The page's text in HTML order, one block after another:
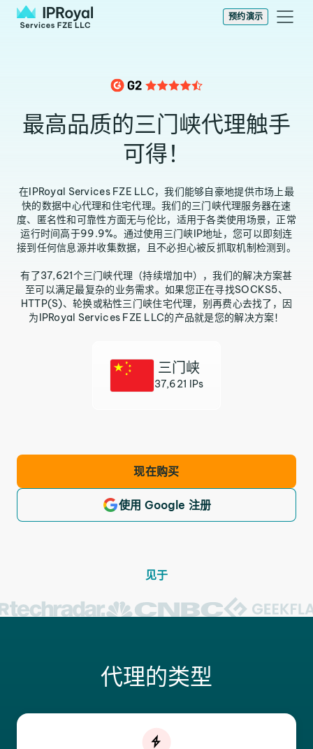
预约演示
最高品质的三门峡代理触手
可得！
在IPRoyal Services FZE LLC，我们能够自豪地提供市场上最
快的数据中心代理和住宅代理。我们的三门峡代理服务器在速
度、匿名性和可靠性方面无与伦比，适用于各类使用场景，正常
运行时间高于99.9%。通过使用三门峡IP地址，您可以即刻连
接到任何信息源并收集数据，且不必担心被反抓取机制检测到。
有了37,621个三门峡代理（持续增加中），我们的解决方案甚
至可以满足最复杂的业务需求。如果您正在寻找SOCKS5、
HTTP(S)、轮换或粘性三门峡住宅代理，别再费心去找了，因
为IPRoyal Services FZE LLC的产品就是您的解决方案！
三门峡
37,621 IPs
现在购买
使用 Google 注册
见于
代理的类型